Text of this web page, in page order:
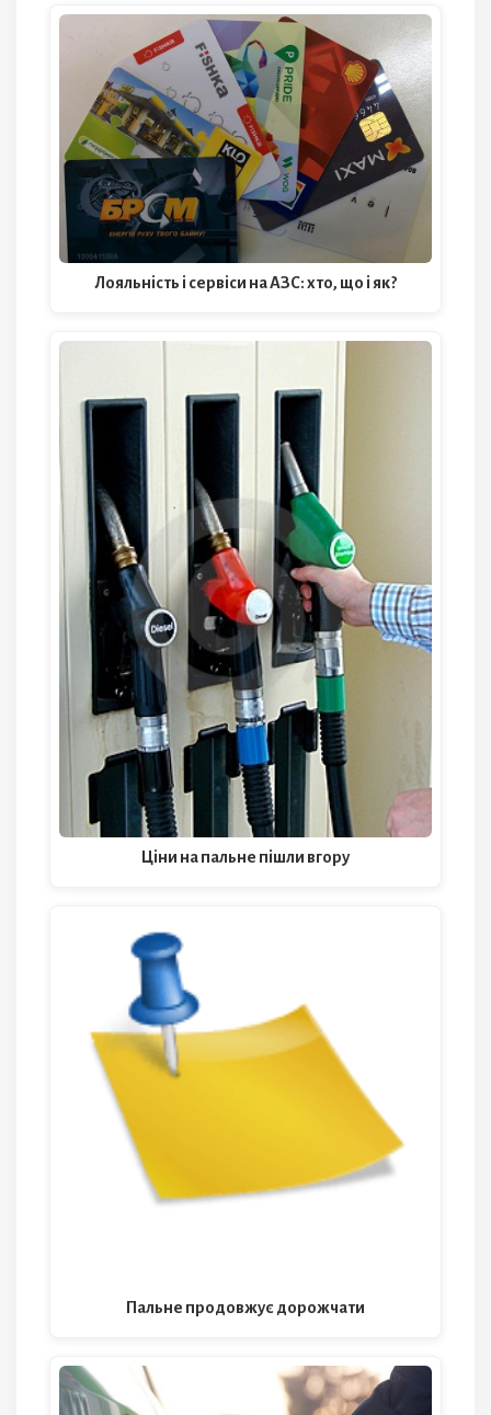
Лояльність і сервіси на АЗС: хто, що і як?
Ціни на пальне пішли вгору
Пальне продовжує дорожчати